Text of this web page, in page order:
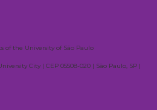
of the University of São Paulo
City | CEP 05508-020 | São Paulo, SP |